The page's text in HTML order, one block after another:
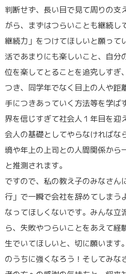
判断せず、長い目で見て周りの支
がら、まずはつらいことも継続し
継続力」をつけてほしいと願って
活であまりにも楽しいこと、自分
位を楽してとることを追究しすぎ
つき、同学年でなく目上の人や距
手につきあっていく方法等を学ば
界を信じすぎて社会人１年目を迎
会人の基礎としてやらなければな
境や年上の上司との人間関係から
と推測されます。
ですので、私の教え子のみなさん
行」で一瞬で会社を辞めてしまう
なってほしくないです。みんな立
ら、失敗やつらいことをあえて経
生でいてほしいと、切に願います
のうちに強くなろう！そしてみな